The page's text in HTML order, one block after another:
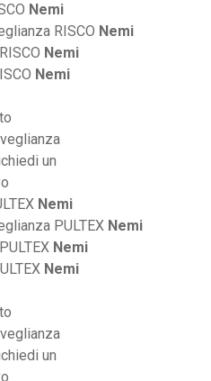
Nemi
RISCO Nemi
Nemi
Nemi
Nemi
PULTEX Nemi
Nemi
Nemi